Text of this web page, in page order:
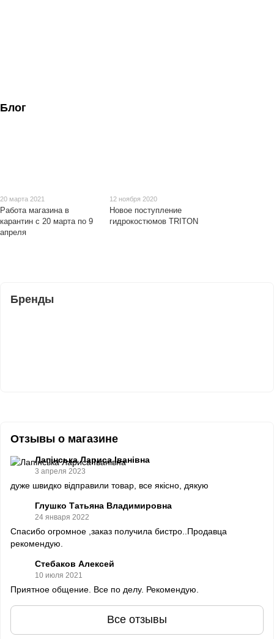
Блог
20 марта 2021
Работа магазина в
карантин с 20 марта по 9
апреля
12 ноября 2020
Новое поступление
гидрокостюмов TRITON
Бренды
Отзывы о магазине
Лапінська Лариса Іванівна
3 апреля 2023
дуже швидко відправили товар, все якісно, дякую
Глушко Татьяна Владимировна
24 января 2022
Спасибо огромное ,заказ получила бистро..Продавца
рекомендую.
Стебаков Алексей
10 июля 2021
Приятное общение. Все по делу. Рекомендую.
Все отзывы